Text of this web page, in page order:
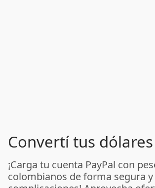
Convertí tus dólares
¡Carga tu cuenta PayPal con
colombianos de forma segura y